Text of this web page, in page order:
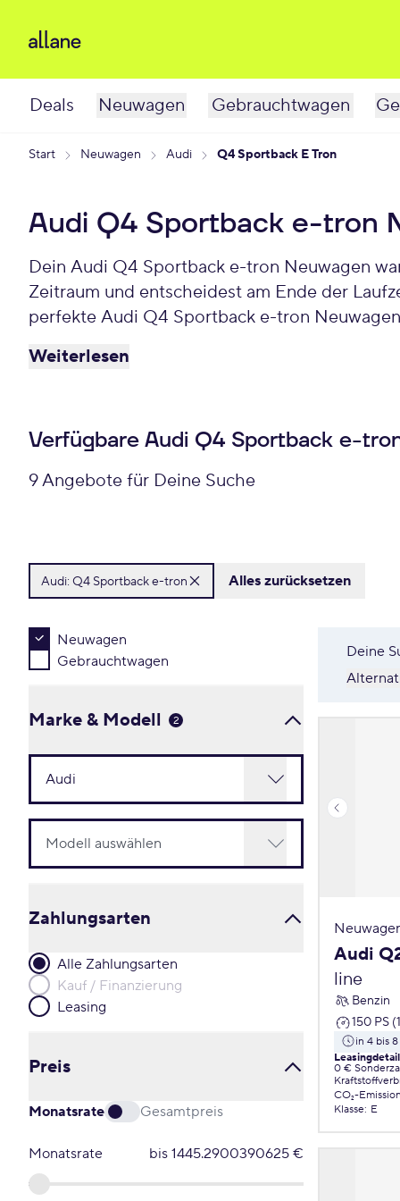
Deals Neuwagen Gebrauchtwagen
Start Neuwagen Audi Q4 Sportback E Tron
Audi Q4 Sportback e-tron
Dein Audi Q4 Sportback e-tron Neuwagen
Zeitraum und entscheidest am Ende der
perfekte Audi Q4 Sportback e-tron
Weiterlesen
Verfügbare Audi Q4 Sportback e-
9 Angebote für Deine Suche
Audi: Q4 Sportback e-tron Alles zurücksetzen
Neuwagen
Gebrauchtwagen
Marke & Modell 2
Zahlungsarten
Alle Zahlungsarten
Kauf / Finanzierung
Leasing
Preis
Monatsrate Gesamtpreis
Monatsrate bis 1445.2900390625 €
Deine
Audi
line
Benzin
150 PS
in 4 bis
0 €
CO₂-
Klasse: E